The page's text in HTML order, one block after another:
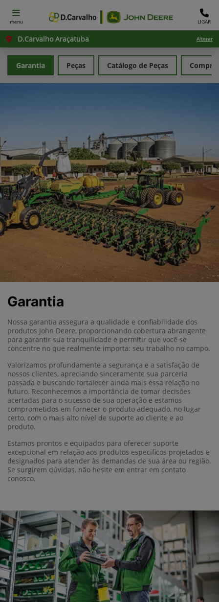
menu LIGAR
D.Carvalho Araçatuba Alterar
Peças Catálogo de Peças
Garantia
Garantia
Nossa garantia assegura a qualidade e confiabilidade dos
produtos John Deere, proporcionando cobertura abrangente
para garantir sua tranquilidade e permitir que você se
concentre no que realmente importa: seu trabalho no campo.
Valorizamos profundamente a segurança e a satisfação de
nossos clientes, apreciando sinceramente sua parceria
passada e buscando fortalecer ainda mais essa relação no
futuro. Reconhecemos a importância de tomar decisões
acertadas para o sucesso de sua operação e estamos
comprometidos em fornecer o produto adequado, no lugar
certo, com o mais alto nível de suporte ao cliente e ao
produto.
Estamos prontos e equipados para oferecer suporte
excepcional em relação aos produtos específicos projetados e
designados para atender às demandas de sua área ou região.
Se surgirem dúvidas, não hesite em entrar em contato
conosco.